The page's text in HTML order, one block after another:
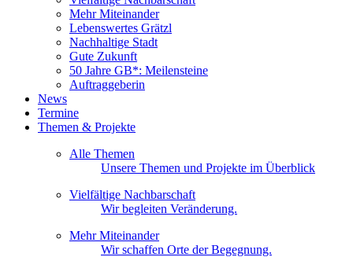
Mehr Miteinander
Lebenswertes Grätzl
Nachhaltige Stadt
Gute Zukunft
50 Jahre GB*: Meilensteine
Auftraggeberin
News
Termine
Themen & Projekte
Alle Themen
Unsere Themen und Projekte im Überblick
Vielfältige Nachbarschaft
Wir begleiten Veränderung.
Mehr Miteinander
Wir schaffen Orte der Begegnung.